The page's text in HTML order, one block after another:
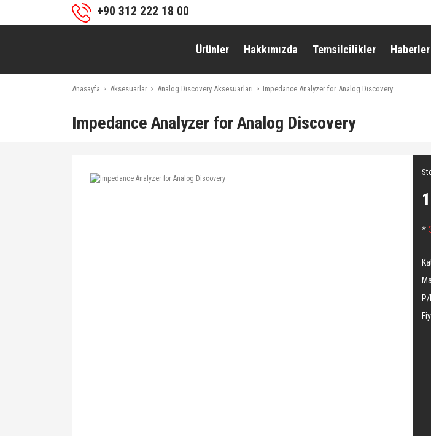
+90 312 222 18 00
Ürünler Hakkımızda Temsilcilikler Haberler
Anasayfa Aksesuarlar Analog Discovery Aksesuarları Impedance Analyzer for Analog Discovery
Impedance Analyzer for Analog Discovery
*
P/